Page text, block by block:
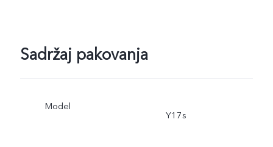
Sadržaj pakovanja
Model
Y17s